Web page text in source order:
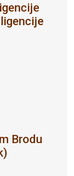
Brodu